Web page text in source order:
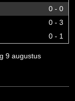
0 - 0
0 - 3
0 - 1
9 augustus